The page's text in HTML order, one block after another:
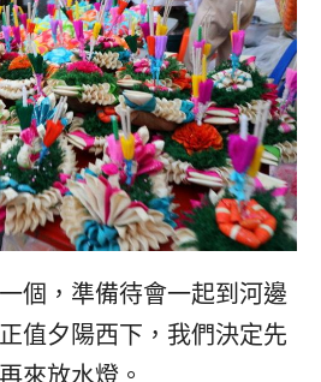
個，準備待會一起到河邊
值夕陽西下，我們決定先
來放水燈。